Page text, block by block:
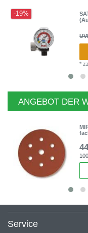
-19%
*
ANGEBOT DER
100
Service